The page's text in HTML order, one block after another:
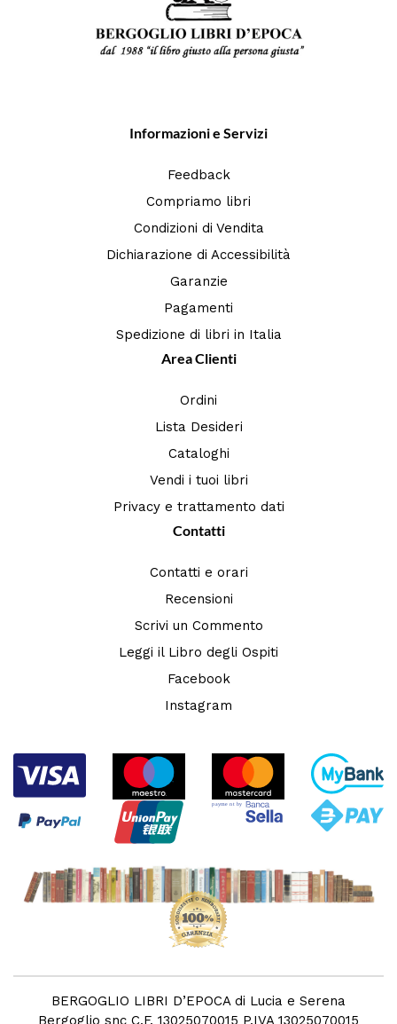
Informazioni e Servizi
Feedback
Compriamo libri
Condizioni di Vendita
Dichiarazione di Accessibilità
Garanzie
Pagamenti
Spedizione di libri in Italia
Area Clienti
Ordini
Lista Desideri
Cataloghi
Vendi i tuoi libri
Privacy e trattamento dati
Contatti
Contatti e orari
Recensioni
Scrivi un Commento
Leggi il Libro degli Ospiti
Facebook
Instagram
BERGOGLIO LIBRI D’EPOCA di Lucia e Serena
Bergoglio snc C.F. 13025070015 P.IVA 13025070015